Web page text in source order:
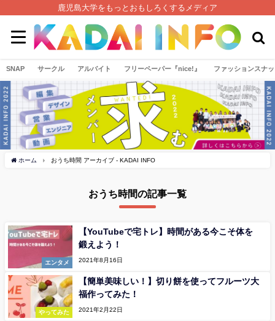
鹿児島大学をもっとおもしろくするメディア
SNAP サークル アルバイト フリーペーパー『nice!』 ファッションスナ
ホーム おうち時間 アーカイブ - KADAI INFO
おうち時間の記事一覧
エンタメ
【YouTubeで宅トレ】時間がある今こそ体を
鍛えよう！
2021年8月16日
やってみた
【簡単美味しい！】切り餅を使ってフルーツ大
福作ってみた！
2021年2月22日